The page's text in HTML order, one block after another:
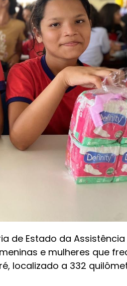
de Estado da
e mulheres que
localizado a 332